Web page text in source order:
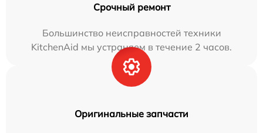
Срочный ремонт
Большинство неисправностей техники
KitchenAid мы устраняем в течение 2 часов.
Оригинальные запчасти